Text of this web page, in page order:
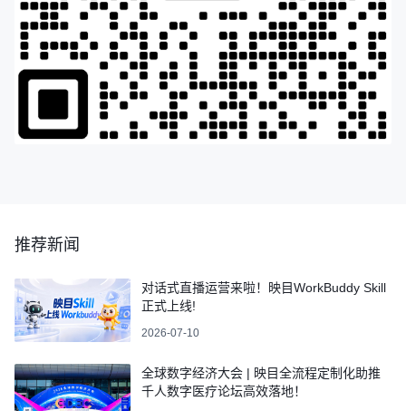
推荐新闻
对话式直播运营来啦！映目WorkBuddy Skill
正式上线!
2026-07-10
全球数字经济大会 | 映目全流程定制化助推
千人数字医疗论坛高效落地！